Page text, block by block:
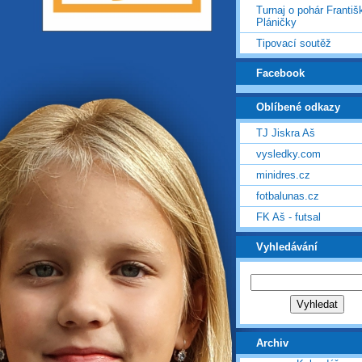
Turnaj o pohár
Pláničky
Tipovací soutěž
Facebook
Oblíbené odkazy
TJ Jiskra Aš
vysledky.com
minidres.cz
fotbalunas.cz
FK Aš - futsal
Vyhledávání
Archiv